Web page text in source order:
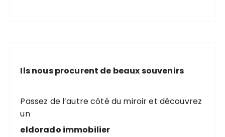
Ils nous procurent de beaux souvenirs
Passez de l’autre côté du miroir et découvrez
un
eldorado immobilier